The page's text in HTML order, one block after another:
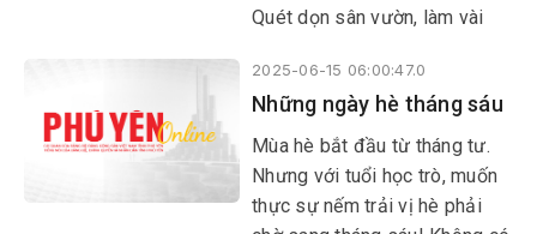
Quét dọn sân vườn, làm vài
tin, chat zalo, facebook...
2025-06-15 06:00:47.0
​​​​​​​Những ngày hè tháng sáu
Mùa hè bắt đầu từ tháng tư.
Nhưng với tuổi học trò, muốn
thực sự nếm trải vị hè phải